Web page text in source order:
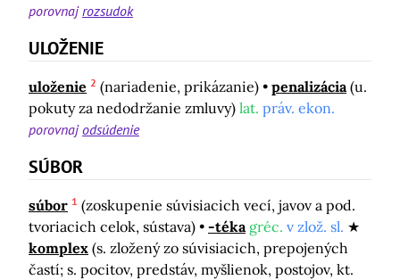
porovnajrozsudok
ULOŽENIE
uloženie 2 (nariadenie, prikázanie) penalizácia (u.
pokuty za nedodržanie zmluvy) lat. práv. ekon.
porovnajodsúdenie
SÚBOR
súbor 1 (zoskupenie súvisiacich vecí, javov a pod.
tvoriacich celok, sústava)
-téka gréc. v zlož. sl.
komplex (s. zložený zo súvisiacich, prepojených
častí; s. pocitov, predstáv, myšlienok, postojov, kt.